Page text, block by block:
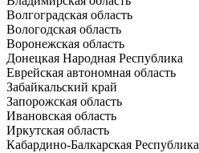
Волгоградская область
Вологодская область
Воронежская область
Донецкая Народная Республика
Еврейская автономная область
Забайкальский край
Запорожская область
Ивановская область
Иркутская область
Кабардино-Балкарская Республика